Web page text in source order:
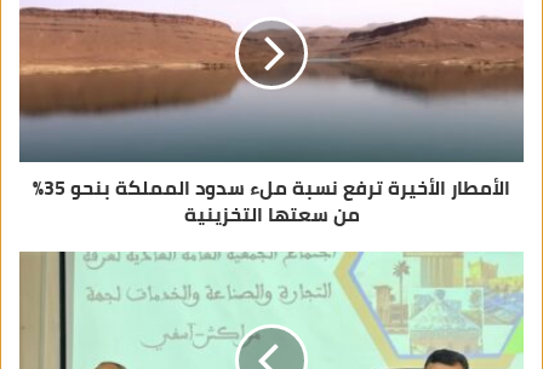
ك
ر
و
ن
الأمطار الأخيرة ترفع نسبة ملء سدود المملكة بنحو 35%
من سعتها التخزينية